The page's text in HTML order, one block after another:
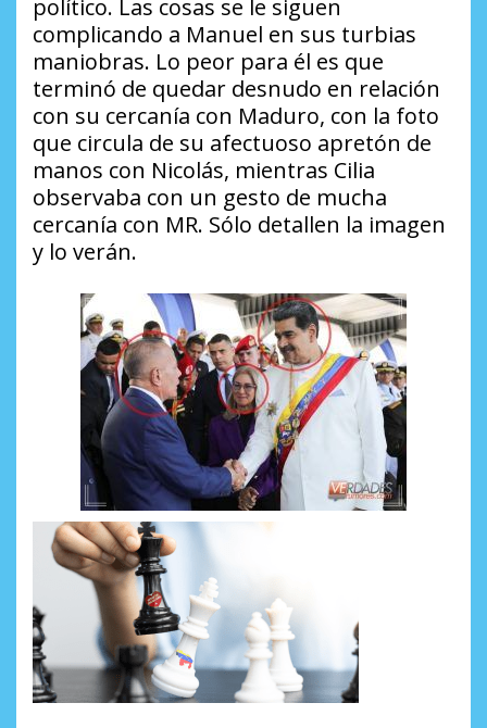
político. Las cosas se le siguen
complicando a Manuel en sus turbias
maniobras. Lo peor para él es que
terminó de quedar desnudo en relación
con su cercanía con Maduro, con la foto
que circula de su afectuoso apretón de
manos con Nicolás, mientras Cilia
observaba con un gesto de mucha
cercanía con MR. Sólo detallen la imagen
y lo verán.